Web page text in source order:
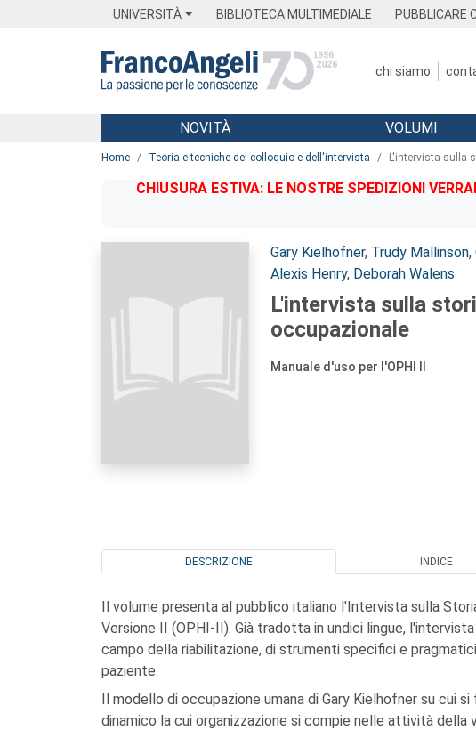
UNIVERSITÀ BIBLIOTECA MULTIMEDIALE PUBBLICARE
chi siamo
Menu
NOVITÀ VOLUMI
Home Teoria e tecniche del colloquio e dell'intervista L'intervista sulla
CHIUSURA ESTIVA: LE NOSTRE SPEDIZIONI
Autori:
Gary Kielhofner, Trudy Mallinson,
Alexis Henry, Deborah Walens
L'intervista sulla
occupazionale
Manuale d'uso per l'OPHI II
DESCRIZIONE INDICE
Il volume presenta al pubblico italiano l'Intervista sulla
Versione II (OPHI-II). Già tradotta in undici lingue,
campo della riabilitazione, di strumenti specifici e
paziente.
Il modello di occupazione umana di Gary Kielhofner su cui
dinamico la cui organizzazione si compie nelle attività della